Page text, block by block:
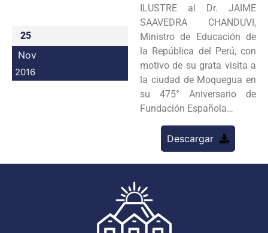
Programas
Intranet
25
Nov
2016
ILUSTRE al Dr. JAIME
SAAVEDRA CHANDUVI,
Ministro de Educación de
la República del Perú, con
motivo de su grata visita a
la ciudad de Moquegua en
su 475° Aniversario de
Fundación Española…
Descargar